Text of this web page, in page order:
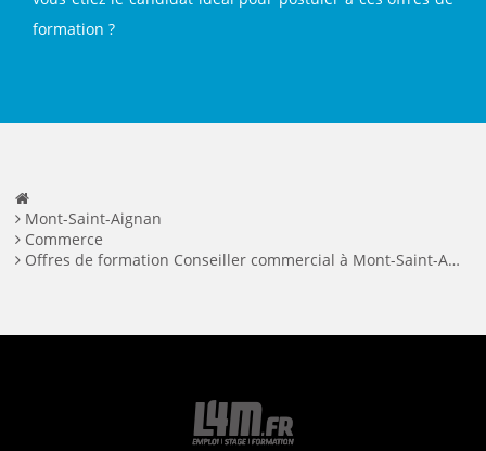
formation ?
Mont-Saint-Aignan
Commerce
Offres de formation Conseiller commercial à Mont-Saint-Aignan